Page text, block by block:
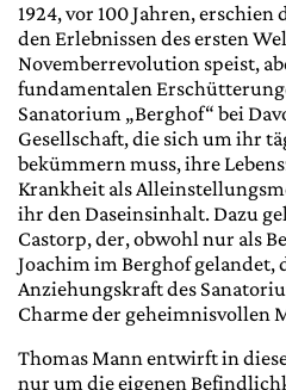
1924, vor 100 Jahren, erschien
den Erlebnissen des ersten
Novemberrevolution speist,
fundamentalen
Sanatorium „Berghof“ bei
Gesellschaft, die sich um ihr
bekümmern muss, ihre
Krankheit als
ihr den Daseinsinhalt. Dazu
Castorp, der, obwohl nur als
Joachim im Berghof gelandet,
Anziehungskraft des
Charme der geheimnisvollen
Thomas Mann entwirft in
nur um die eigenen